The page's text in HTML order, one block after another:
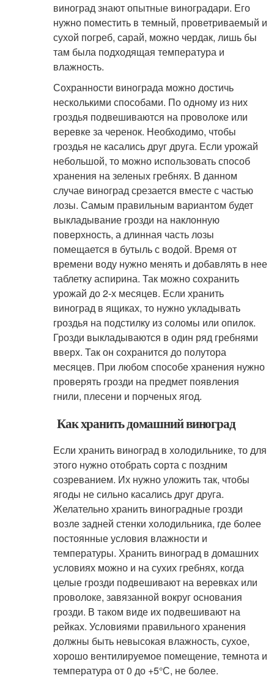
виноград знают опытные виноградари. Его
нужно поместить в темный, проветриваемый и
сухой погреб, сарай, можно чердак, лишь бы
там была подходящая температура и
влажность.
Сохранности винограда можно достичь
несколькими способами. По одному из них
гроздья подвешиваются на проволоке или
веревке за черенок. Необходимо, чтобы
гроздья не касались друг друга. Если урожай
небольшой, то можно использовать способ
хранения на зеленых гребнях. В данном
случае виноград срезается вместе с частью
лозы. Самым правильным вариантом будет
выкладывание грозди на наклонную
поверхность, а длинная часть лозы
помещается в бутыль с водой. Время от
времени воду нужно менять и добавлять в нее
таблетку аспирина. Так можно сохранить
урожай до 2-х месяцев. Если хранить
виноград в ящиках, то нужно укладывать
гроздья на подстилку из соломы или опилок.
Грозди выкладываются в один ряд гребнями
вверх. Так он сохранится до полутора
месяцев. При любом способе хранения нужно
проверять грозди на предмет появления
гнили, плесени и порченых ягод.
Как хранить домашний виноград
Если хранить виноград в холодильнике, то для
этого нужно отобрать сорта с поздним
созреванием. Их нужно уложить так, чтобы
ягоды не сильно касались друг друга.
Желательно хранить виноградные грозди
возле задней стенки холодильника, где более
постоянные условия влажности и
температуры. Хранить виноград в домашних
условиях можно и на сухих гребнях, когда
целые грозди подвешивают на веревках или
проволоке, завязанной вокруг основания
грозди. В таком виде их подвешивают на
рейках. Условиями правильного хранения
должны быть невысокая влажность, сухое,
хорошо вентилируемое помещение, темнота и
температура от 0 до +5°С, не более.